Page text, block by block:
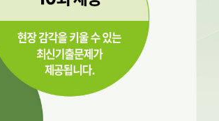
드의 오른쪽 위 숫자
쉼표(,)로 구분해서 입력하세요.